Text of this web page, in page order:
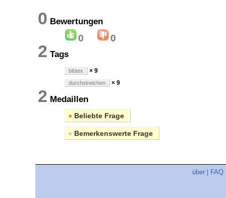
0 Bewertungen
0 0
2 Tags
bibtex × 9
durchstreichen × 9
2 Medaillen
● Beliebte Frage
● Bemerkenswerte Frage
über FAQ